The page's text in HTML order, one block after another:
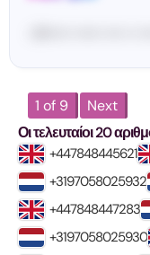
<W••••• •••••• •••• ••
1 of 9
Next
Οι τελευταίοι 20
+447848445621
+3197058025932
+447848447283
+3197058025930